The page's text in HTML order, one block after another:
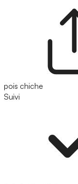
pois chiche
Suivi